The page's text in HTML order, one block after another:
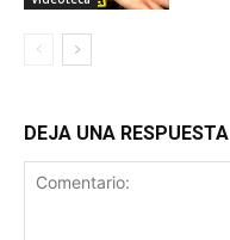
DEJA UNA RESPUESTA